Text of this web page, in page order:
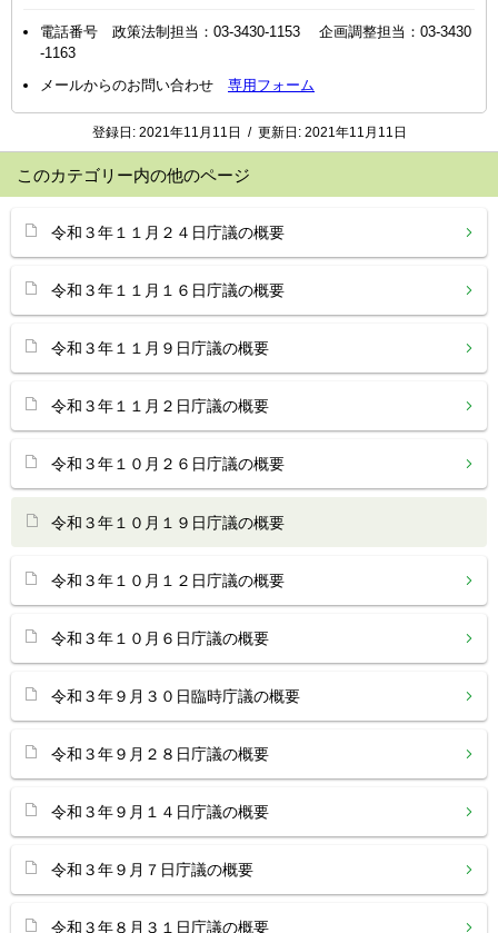
電話番号 政策法制担当：03-3430-1153 企画調整担当：03-3430
-1163
メールからのお問い合わせ 専用フォーム
登録日: 2021年11月11日 / 更新日: 2021年11月11日
このカテゴリー内の他のページ
令和３年１１月２４日庁議の概要
令和３年１１月１６日庁議の概要
令和３年１１月９日庁議の概要
令和３年１１月２日庁議の概要
令和３年１０月２６日庁議の概要
令和３年１０月１９日庁議の概要
令和３年１０月１２日庁議の概要
令和３年１０月６日庁議の概要
令和３年９月３０日臨時庁議の概要
令和３年９月２８日庁議の概要
令和３年９月１４日庁議の概要
令和３年９月７日庁議の概要
令和３年８月３１日庁議の概要